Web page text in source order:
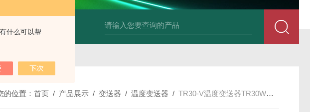
什么可以帮
仪 T80广州纹徕光柱测控仪WK-S803-82-23-2H/2L-P厂家 积算仪DIF-XSR32FC-
的位置：首页 / 产品展示 /变送器 /温度变送器 /TR30-V温度变送器TR30W威卡温度变送器PT100现货一级代理